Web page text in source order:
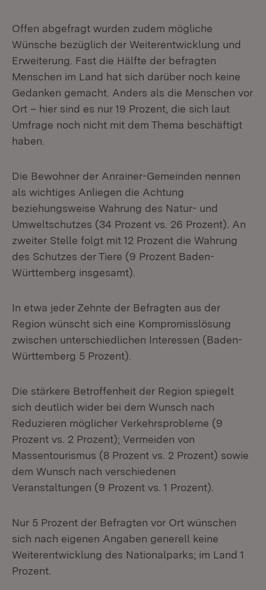
Offen abgefragt wurden zudem mögliche
Wünsche bezüglich der Weiterentwicklung und
Erweiterung. Fast die Hälfte der befragten
Menschen im Land hat sich darüber noch keine
Gedanken gemacht. Anders als die Menschen vor
Ort – hier sind es nur 19 Prozent, die sich laut
Umfrage noch nicht mit dem Thema beschäftigt
haben.
Die Bewohner der Anrainer-Gemeinden nennen
als wichtiges Anliegen die Achtung
beziehungsweise Wahrung des Natur- und
Umweltschutzes (34 Prozent vs. 26 Prozent). An
zweiter Stelle folgt mit 12 Prozent die Wahrung
des Schutzes der Tiere (9 Prozent Baden-
Württemberg insgesamt).
In etwa jeder Zehnte der Befragten aus der
Region wünscht sich eine Kompromisslösung
zwischen unterschiedlichen Interessen (Baden-
Württemberg 5 Prozent).
Die stärkere Betroffenheit der Region spiegelt
sich deutlich wider bei dem Wunsch nach
Reduzieren möglicher Verkehrsprobleme (9
Prozent vs. 2 Prozent); Vermeiden von
Massentourismus (8 Prozent vs. 2 Prozent) sowie
dem Wunsch nach verschiedenen
Veranstaltungen (9 Prozent vs. 1 Prozent).
Nur 5 Prozent der Befragten vor Ort wünschen
sich nach eigenen Angaben generell keine
Weiterentwicklung des Nationalparks; im Land 1
Prozent.